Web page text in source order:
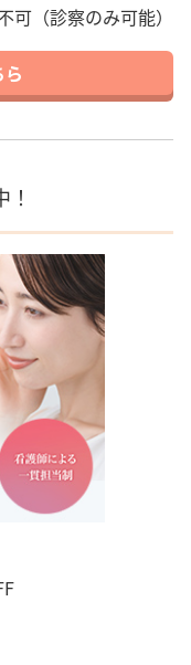
可（診察のみ可能）